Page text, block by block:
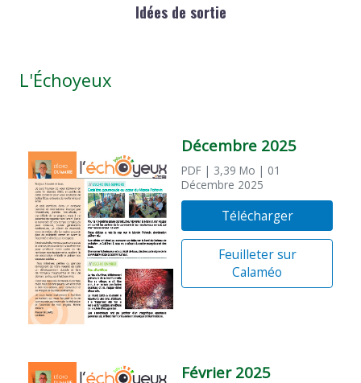
Idées de sortie
L'Échoyeux
Décembre 2025
PDF | 3,39 Mo | 01
Décembre 2025
Télécharger
Feuilleter sur
Calaméo
Février 2025